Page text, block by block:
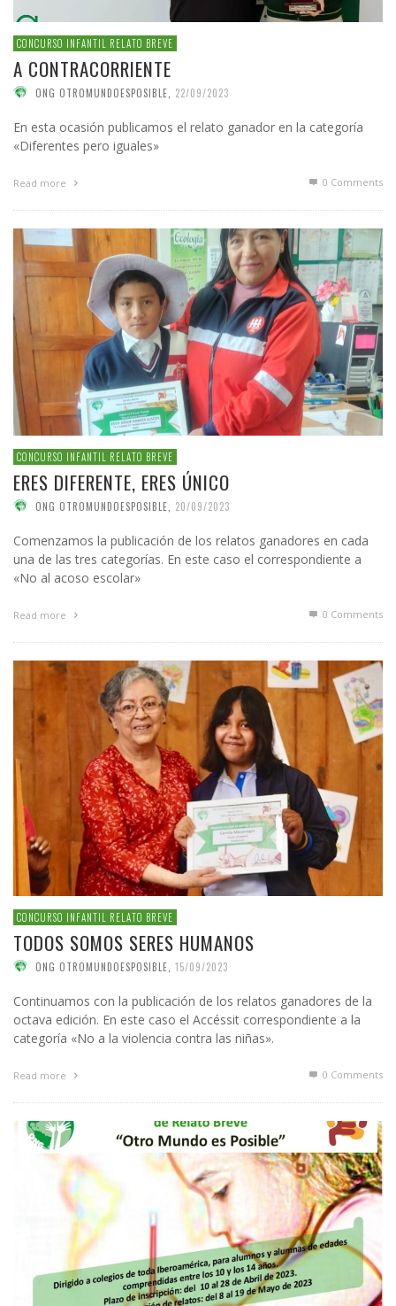
CONCURSO INFANTIL RELATO BREVE
A CONTRACORRIENTE
ONG OTROMUNDOESPOSIBLE 22/09/2023
En esta ocasión publicamos el relato ganador en la categoría
«Diferentes pero iguales»
Read more 0 Comments
CONCURSO INFANTIL RELATO BREVE
ERES DIFERENTE, ERES ÚNICO
ONG OTROMUNDOESPOSIBLE 20/09/2023
Comenzamos la publicación de los relatos ganadores en cada
una de las tres categorías. En este caso el correspondiente a
«No al acoso escolar»
Read more 0 Comments
CONCURSO INFANTIL RELATO BREVE
TODOS SOMOS SERES HUMANOS
ONG OTROMUNDOESPOSIBLE 15/09/2023
Continuamos con la publicación de los relatos ganadores de la
octava edición. En este caso el Accéssit correspondiente a la
categoría «No a la violencia contra las niñas».
Read more 0 Comments